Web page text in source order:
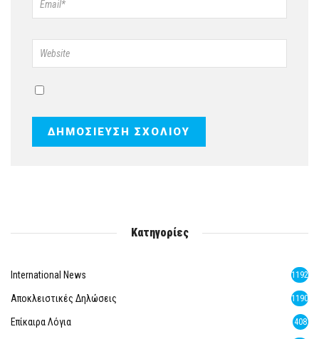
Κατηγορίες
International News 1192
Αποκλειστικές Δηλώσεις 1190
Επίκαιρα Λόγια 408